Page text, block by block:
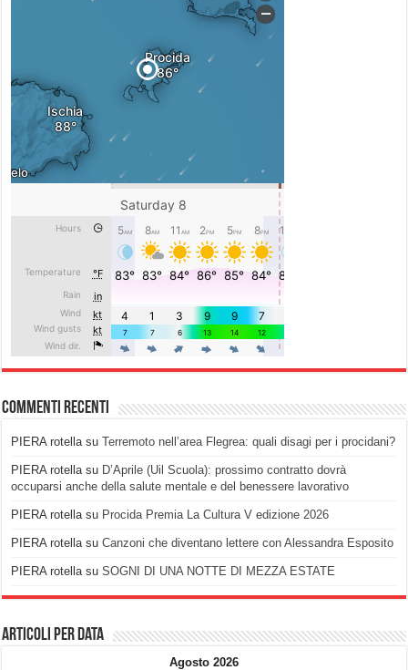
Commenti recenti
PIERA rotella suTerremoto nell’area Flegrea: quali disagi per i procidani?
PIERA rotella su D’Aprile (Uil Scuola): prossimo contratto dovrà
occuparsi anche della salute mentale e del benessere lavorativo
PIERA rotella su Procida Premia La Cultura V edizione 2026
PIERA rotella suCanzoni che diventano lettere con Alessandra Esposito
PIERA rotella suSOGNI DI UNA NOTTE DI MEZZA ESTATE
Articoli per data
Agosto 2026